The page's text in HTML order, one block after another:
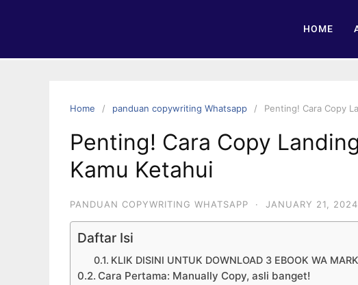
HOME
Home panduan copywriting Whatsapp Penting! Cara Copy
Penting! Cara Copy
Kamu Ketahui
PANDUAN COPYWRITING WHATSAPP · JANUARY 21, 2024
Daftar Isi
KLIK DISINI UNTUK DOWNLOAD 3 EBOOK WA
Cara Pertama: Manually Copy, asli banget!